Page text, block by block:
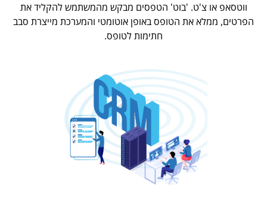
ווטסאפ או צ'ט. 'בוט' הטפסים מבקש מהמשתמש להקליד את
הפרטים, ממלא את הטופס באופן אוטומטי והמערכת מייצרת סבב
חתימות לטופס.